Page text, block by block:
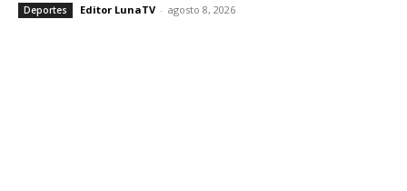
Deportes Editor LunaTV - agosto 8, 2026